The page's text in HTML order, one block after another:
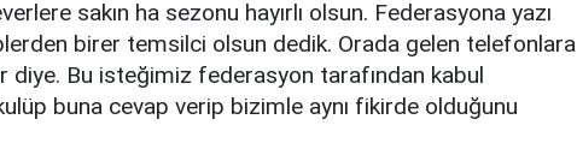
sakın ha sezonu hayırlı olsun. Federasyona yazı
birer temsilci olsun dedik. Orada gelen telefonlara
diye. Bu isteğimiz federasyon tarafından kabul
buna cevap verip bizimle aynı fikirde olduğunu